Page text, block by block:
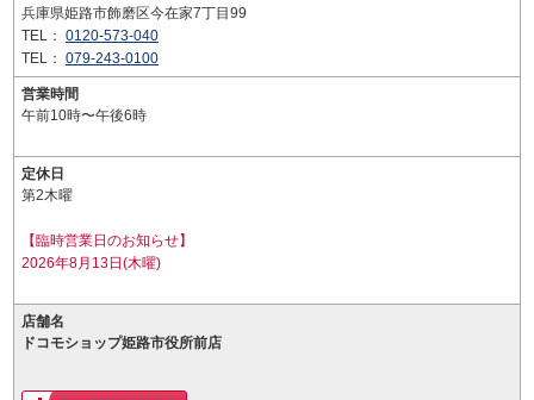
兵庫県姫路市飾磨区今在家7丁目99
TEL： 0120-573-040
TEL： 079-243-0100
営業時間
午前10時〜午後6時
定休日
第2木曜
【臨時営業日のお知らせ】
2026年8月13日(木曜)
店舗名
ドコモショップ姫路市役所前店